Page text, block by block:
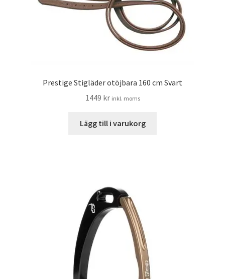
Prestige Stigläder otöjbara 160 cm Svart
1449 kr inkl. moms
Lägg till i varukorg